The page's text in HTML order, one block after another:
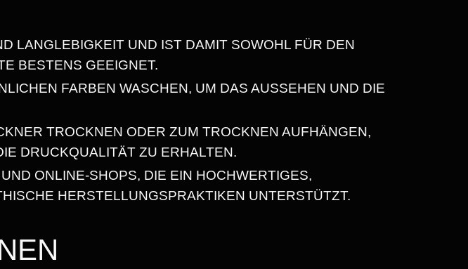
8
€
LANGLEBIGKEIT UND IST DAMIT SOWOHL FÜR DEN
BESTENS GEEIGNET.
FARBEN WASCHEN, UM DAS AUSSEHEN UND DIE
TROCKNEN ODER ZUM TROCKNEN AUFHÄNGEN,
DRUCKQUALITÄT ZU ERHALTEN.
ONLINE-SHOPS, DIE EIN HOCHWERTIGES,
HERSTELLUNGSPRAKTIKEN UNTERSTÜTZT.